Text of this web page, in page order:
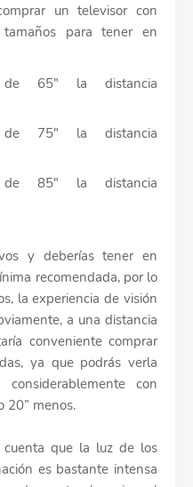
un televisor con
para tener en
65" la distancia
75" la distancia
85" la distancia
y deberías tener en
recomendada, por lo
la experiencia de visión
a una distancia
conveniente comprar
ya que podrás verla
con
20” menos.
que la luz de los
es bastante intensa